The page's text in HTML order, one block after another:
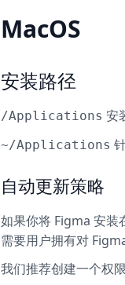
MacOS
安装路径
/Applications 安
~/Applications
自动更新策略
如果你将 Figma 安装
需要用户拥有对
我们推荐创建一个权